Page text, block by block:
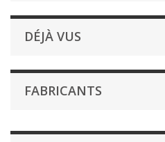
DÉJÀ VUS
FABRICANTS